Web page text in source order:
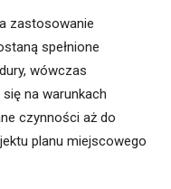
zastosowanie
spełnione
wówczas
na warunkach
czynności aż do
planu miejscowego